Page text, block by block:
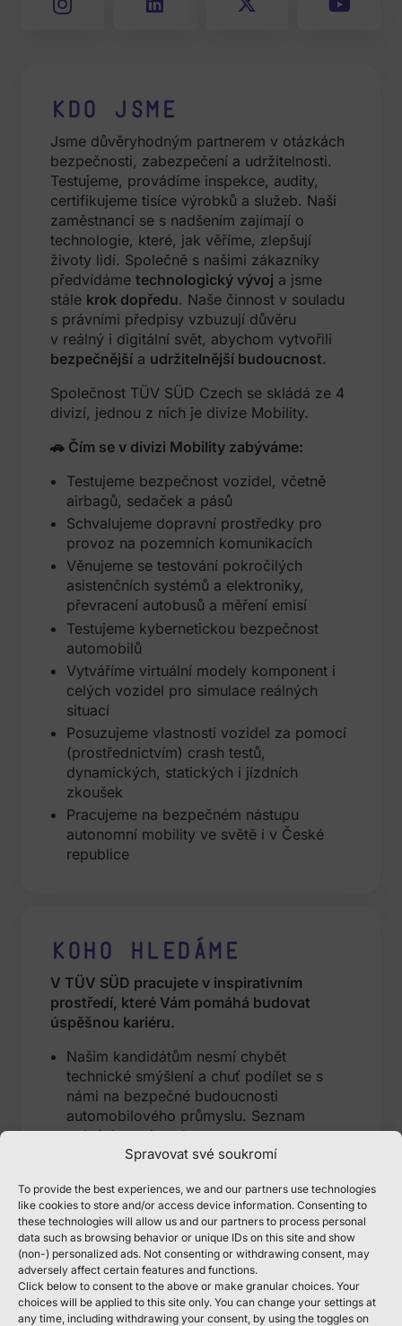
Spravovat své soukromí
To provide the best experiences, we and our partners use technologies
like cookies to store and/or access device information. Consenting to
these technologies will allow us and our partners to process personal
data such as browsing behavior or unique IDs on this site and show
(non-) personalized ads. Not consenting or withdrawing consent, may
adversely affect certain features and functions.
Click below to consent to the above or make granular choices. Your
choices will be applied to this site only. You can change your settings at
any time, including withdrawing your consent, by using the toggles on
Kdo jsme
Jsme důvěryhodným partnerem v otázkách
bezpečnosti, zabezpečení a udržitelnosti.
Testujeme, provádíme inspekce, audity,
certifikujeme tisíce výrobků a služeb. Naši
zaměstnanci se s nadšením zajímají o
technologie, které, jak věříme, zlepšují
životy lidí. Společně s našimi zákazníky
předvídáme technologický vývoj a jsme
stále krok dopředu. Naše činnost v souladu
s právními předpisy vzbuzují důvěru
v reálný i digitální svět, abychom vytvořili
bezpečnější a udržitelnější budoucnost.
Společnost TÜV SÜD Czech se skládá ze 4
divizí, jednou z nich je divize Mobility.
🚗 Čím se v divizi Mobility zabýváme:
Testujeme bezpečnost vozidel, včetně
airbagů, sedaček a pásů
Schvalujeme dopravní prostředky pro
provoz na pozemních komunikacích
Věnujeme se testování pokročilých
asistenčních systémů a elektroniky,
převracení autobusů a měření emisí
Testujeme kybernetickou bezpečnost
automobilů
Vytváříme virtuální modely komponent i
celých vozidel pro simulace reálných
situací
Posuzujeme vlastnosti vozidel za pomocí
(prostřednictvím) crash testů,
dynamických, statických i jízdních
zkoušek
Pracujeme na bezpečném nástupu
autonomní mobility ve světě i v České
republice
Koho hledáme
V TÜV SÜD pracujete v inspirativním
prostředí, které Vám pomáhá budovat
úspěšnou kariéru.
Našim kandidátům nesmí chybět
technické smýšlení a chuť podílet se s
námi na bezpečné budoucnosti
automobilového průmyslu. Seznam
volných pozic naleznete 👉
tuvsud.com/cs-cz/kariera/pracovni-
Pokud stále studujete můžeme Vám
nabídnout pomocnou ruku při psaní
závěrečné práce. Více informací o
možnostech naší podpory studentů
naleznete 👉Studenti | TÜV SÜD Czech
(tuvsud.com)